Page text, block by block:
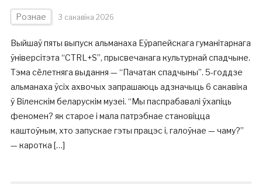
Рознае 3 сакавіка 2026
Выйшаў пяты выпуск альманаха Еўрапейскага гуманітарнага
ўніверсітэта “CTRL+S”, прысвечанага культурнай спадчыне.
Тэма сёлетняга выдання — “Пачатак спадчыны”. 5-годдзе
альманаха ўсіх ахвочых запрашаюць адзначыць 6 сакавіка
ў Віленскім беларускім музеі. “Мы паспрабавалі ўхапіць
феномен? як старое і мала патрэбнае становіцца
каштоўным, хто запускае гэты працэс і, галоўнае — чаму?”
— каротка […]